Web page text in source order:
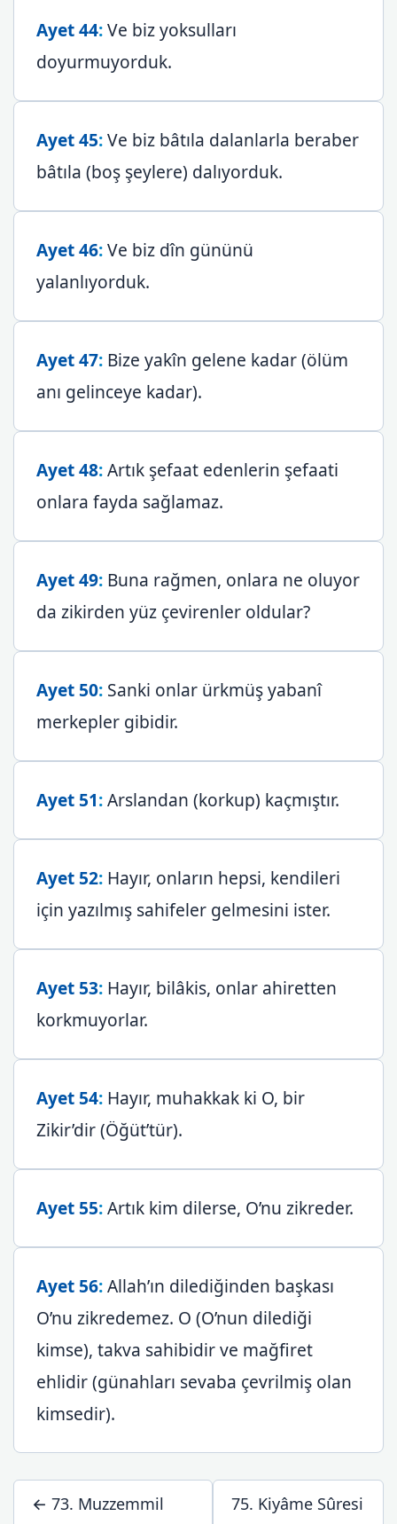
Ayet 44:Ve biz yoksulları
doyurmuyorduk.
Ayet 45:Ve biz bâtıla dalanlarla beraber
bâtıla (boş şeylere) dalıyorduk.
Ayet 46:Ve biz dîn gününü
yalanlıyorduk.
Ayet 47: Bize yakîn gelene kadar (ölüm
anı gelinceye kadar).
Ayet 48:Artık şefaat edenlerin şefaati
onlara fayda sağlamaz.
Ayet 49: Buna rağmen, onlara ne oluyor
da zikirden yüz çevirenler oldular?
Ayet 50: Sanki onlar ürkmüş yabanî
merkepler gibidir.
Ayet 51:Arslandan (korkup) kaçmıştır.
Ayet 52: Hayır, onların hepsi, kendileri
için yazılmış sahifeler gelmesini ister.
Ayet 53: Hayır, bilâkis, onlar ahiretten
korkmuyorlar.
Ayet 54: Hayır, muhakkak ki O, bir
Zikir’dir (Öğüt’tür).
Ayet 55:Artık kim dilerse, O’nu zikreder.
Ayet 56:Allah’ın dilediğinden başkası
O’nu zikredemez. O (O’nun dilediği
kimse), takva sahibidir ve mağfiret
ehlidir (günahları sevaba çevrilmiş olan
kimsedir).
← 73. Muzzemmil
75. Kiyâme Sûresi